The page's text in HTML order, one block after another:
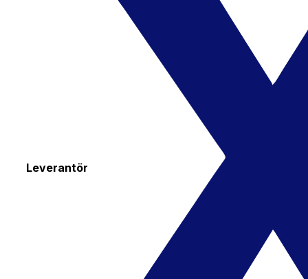
Leverantör